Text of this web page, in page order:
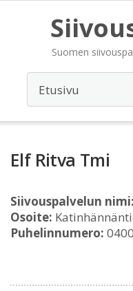
Suomen
Elf Ritva Tmi
Siivouspalvelun nimi:
Osoite:
Puhelinnumero: